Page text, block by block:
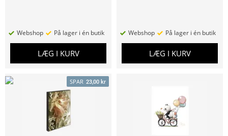
Webshop På lager i én butik
LÆG I KURV
Webshop På lager i én butik
LÆG I KURV
SPAR 23,00 kr